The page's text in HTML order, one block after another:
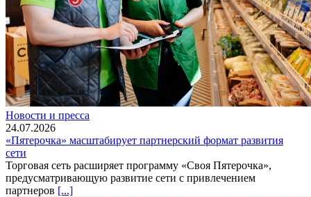
Новости и пресса
24.07.2026
«Пятерочка» масштабирует партнерский формат развития
сети
Торговая сеть расширяет программу «Своя Пятерочка»,
предусматривающую развитие сети с привлечением
партнеров [...]